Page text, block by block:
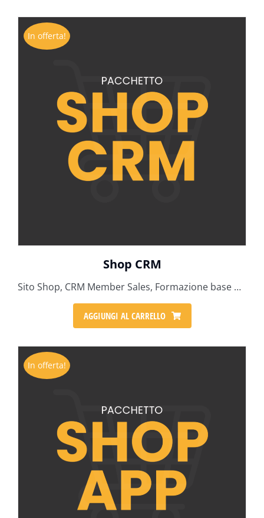
In offerta!
Shop CRM
Sito Shop, CRM Member Sales, Formazione base per l'uso del sito
AGGIUNGI AL CARRELLO
In offerta!